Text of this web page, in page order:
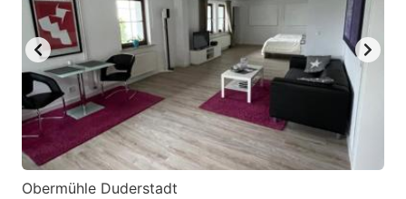
Obermühle Duderstadt